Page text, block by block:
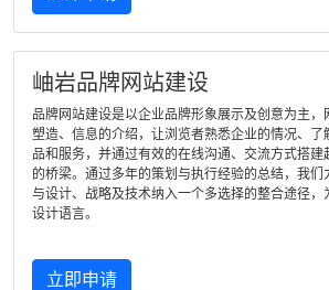
岫岩品牌网站建设
品牌网站建设是以企业品牌形象展示及创意为主，
塑造、信息的介绍，让浏览者熟悉企业的情况、了
品和服务，并通过有效的在线沟通、交流方式搭建
的桥梁。通过多年的策划与执行经验的总结，我
与设计、战略及技术纳入一个多选择的整合途径，
设计语言。
立即申请